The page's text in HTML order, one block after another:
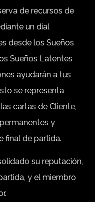
de recursos de
un dial
desde los Sueños
Sueños Latentes
ayudarán a tus
se representa
cartas de Cliente,
y
final de partida.
su reputación,
y el miembro